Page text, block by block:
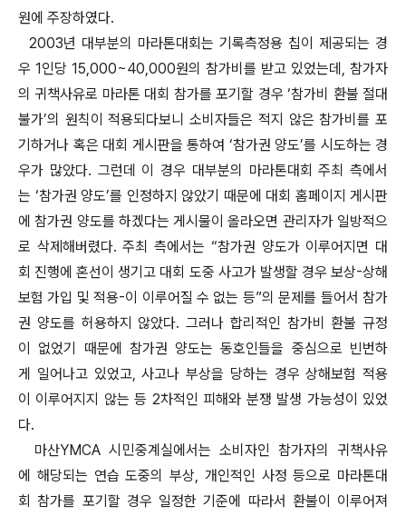
원에 주장하였다.
2003년 대부분의 마라톤대회는 기록측정용 칩이 제공되는 경
우 1인당 15,000~40,000원의 참가비를 받고 있었는데, 참가자
의 귀책사유로 마라톤 대회 참가를 포기할 경우 ‘참가비 환불 절대
불가’의 원칙이 적용되다보니 소비자들은 적지 않은 참가비를 포
기하거나 혹은 대회 게시판을 통하여 ‘참가권 양도’를 시도하는 경
우가 많았다. 그런데 이 경우 대부분의 마라톤대회 주최 측에서
는 ‘참가권 양도’를 인정하지 않았기 때문에 대회 홈페이지 게시판
에 참가권 양도를 하겠다는 게시물이 올라오면 관리자가 일방적으
로 삭제해버렸다. 주최 측에서는 “참가권 양도가 이루어지면 대
회 진행에 혼선이 생기고 대회 도중 사고가 발생할 경우 보상-상해
보험 가입 및 적용-이 이루어질 수 없는 등”의 문제를 들어서 참가
권 양도를 허용하지 않았다. 그러나 합리적인 참가비 환불 규정
이 없었기 때문에 참가권 양도는 동호인들을 중심으로 빈번하
게 일어나고 있었고, 사고나 부상을 당하는 경우 상해보험 적용
이 이루어지지 않는 등 2차적인 피해와 분쟁 발생 가능성이 있었
다.
마산YMCA 시민중계실에서는 소비자인 참가자의 귀책사유
에 해당되는 연습 도중의 부상, 개인적인 사정 등으로 마라톤대
회 참가를 포기할 경우 일정한 기준에 따라서 환불이 이루어져